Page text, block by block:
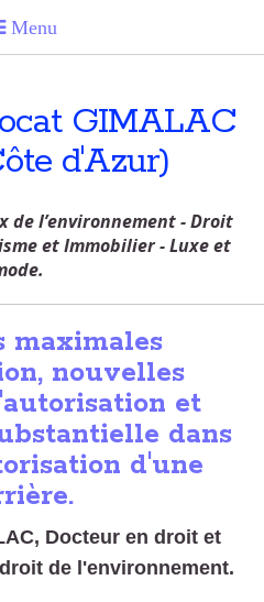
GIMALAC
d'Azur)
de l’environnement - Droit
et Immobilier - Luxe et
maximales
nouvelles
et
dans
d'une
Docteur en droit et
de l'environnement.